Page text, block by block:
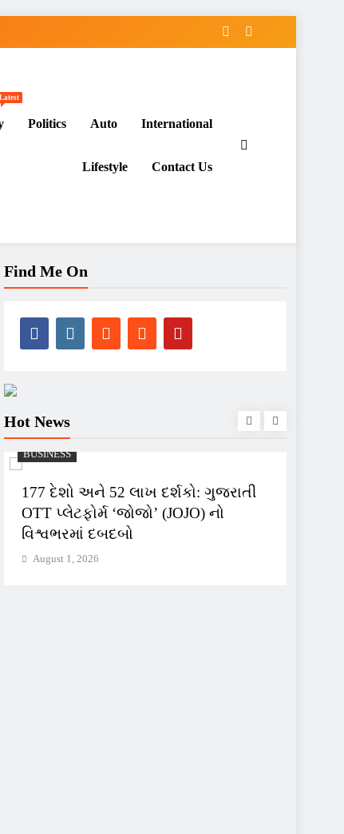
Latest
Politics Auto International
Lifestyle Contact Us
Find Me On
Hot News
BUSINESS
177 દેશો અને 52 લાખ દર્શકો: ગુજરાતી
OTT પ્લેટફોર્મ ‘જોજો’ (JOJO) નો
વિશ્વભરમાં દબદબો
August 1, 2026